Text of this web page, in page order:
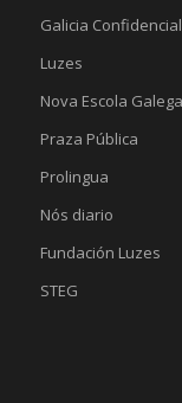
Galicia Confidencial
Luzes
Nova Escola Galega
Praza Pública
Prolingua
Nós diario
Fundación Luzes
STEG